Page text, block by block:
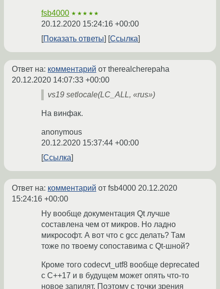
fsb4000 ★★★★★
20.12.2020 15:24:16 +00:00
Показать ответы
Ссылка
Ответ на: комментарий от therealcherepaha
20.12.2020 14:07:33 +00:00
vs19 setlocale(LC_ALL, «rus»)
На винфак.
anonymous
20.12.2020 15:37:44 +00:00
Ссылка
Ответ на: комментарий от fsb4000 20.12.2020
15:24:16 +00:00
Ну вообще документация Qt лучше
составлена чем от микров. Но ладно
микрософт. А вот что с gcc делать? Там
тоже по твоему сопоставима с Qt-шной?
Кроме того codecvt_utf8 вообще deprecated
с C++17 и в будущем может опять что-то
новое запилят. Поэтому с точки зрения